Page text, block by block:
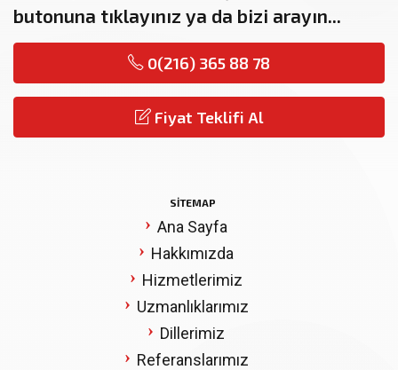
butonuna tıklayınız ya da bizi arayın...
0(216) 365 88 78
Fiyat Teklifi Al
SITEMAP
Ana Sayfa
Hakkımızda
Hizmetlerimiz
Uzmanlıklarımız
Dillerimiz
Referanslarımız